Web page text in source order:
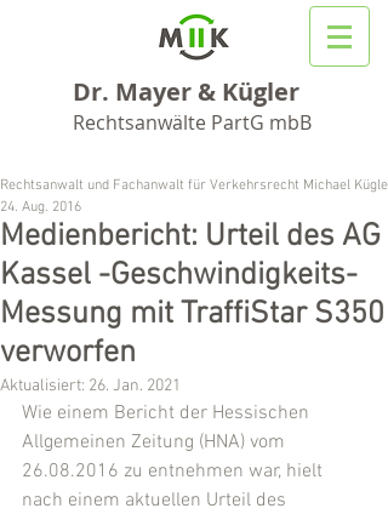
Dr. Mayer & Kügler
Rechtsanwälte PartG mbB
Medienbericht: Urteil des AG
Kassel -Geschwindigkeits-
Messung mit TraffiStar S350
verworfen
Rechtsanwalt und Fachanwalt für Verkehrsrecht Michael Kügler
24. Aug. 2016
Aktualisiert: 26. Jan. 2021
Wie einem Bericht der Hessischen
Allgemeinen Zeitung (HNA) vom
26.08.2016 zu entnehmen war, hielt
nach einem aktuellen Urteil des